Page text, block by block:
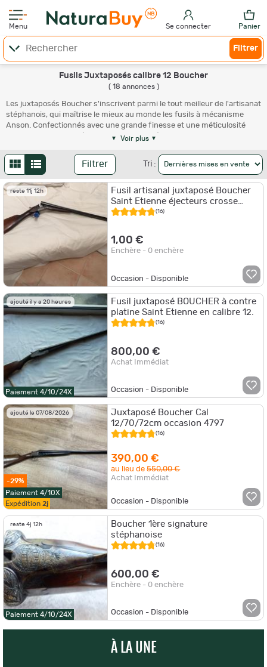
Menu Se connecter Panier
Filtrer
Fusils Juxtaposés calibre 12 Boucher
( 18 annonces )
Les juxtaposés Boucher s'inscrivent parmi le tout meilleur de l'artisanat
stéphanois, qui maîtrise le mieux au monde les fusils à mécanisme
Anson. Confectionnés avec une grande finesse et une méticulosité
absolue, les juxtaposés Anson Boucher mériteraient une cote
donc de formidables opportunités, à saisir sans attendre en occasion
par tous les amateurs d'armes de haute tradition admirablement
assemblées et finies. Avec une mention particulière pour les
réalisations dotées d'éjecteurs automatiques et bénéficiant de
gravures soignées voire mieux encore bien sûr franchement raffinées…
Voir plus
Filtrer Tri :
reste 11j 12h
Fusil artisanal juxtaposé Boucher
Saint Etienne éjecteurs crosse
anglaise
(16)
1,00 €
Enchère - 0 enchère
Occasion - Disponible
ajouté il y a 20 heures
Paiement 4/10/24X
Fusil juxtaposé BOUCHER à contre
platine Saint Etienne en calibre 12.
(16)
800,00 €
Achat Immédiat
Occasion - Disponible
ajouté le 07/08/2026
-29%
Paiement 4/10X
Expédition 2j
Juxtaposé Boucher Cal
12/70/72cm occasion 4797
(16)
390,00 €
au lieu de550,00 €
Achat Immédiat
Occasion - Disponible
reste 4j 12h
Paiement 4/10/24X
Boucher 1ère signature
stéphanoise
(16)
600,00 €
Enchère - 0 enchère
Occasion - Disponible
À LA UNE